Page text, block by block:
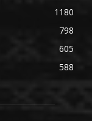
1180
798
605
588